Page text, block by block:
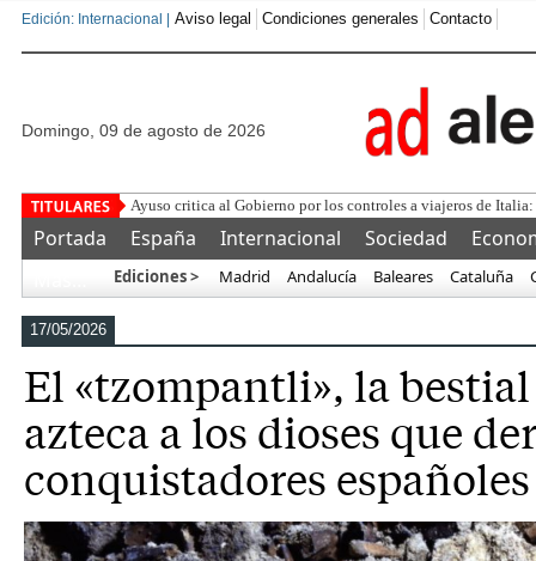
Edición: Internacional | Aviso legal Condiciones generales Contacto
domingo, 09 de agosto de 2026
¿Se puede comprar un bolso de lujo a m
Portada España Internacional Sociedad
Ediciones > Madrid Andalucía Baleares Cataluña
17/05/2026
El «tzompantli», la
azteca a los dioses que
conquistadores españoles